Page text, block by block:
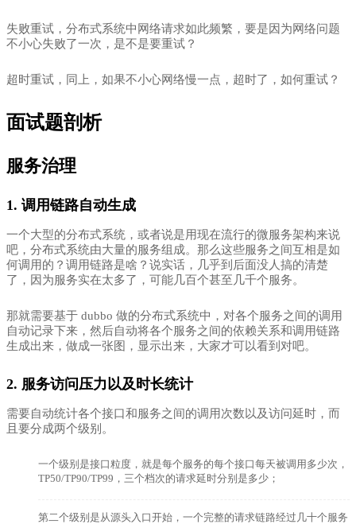
失败重试，分布式系统中网络请求如此频繁，要是因为网络问题
不小心失败了一次，是不是要重试？
超时重试，同上，如果不小心网络慢一点，超时了，如何重试？
面试题剖析
服务治理
1. 调用链路自动生成
一个大型的分布式系统，或者说是用现在流行的微服务架构来说
吧， 分布式系统由大量的服务组成。那么这些服务之间互相是如
何调用的？调用链路是啥？说实话，几乎到后面没人搞的清楚
了，因为服务实在太多了，可能几百个甚至几千个服务。
那就需要基于 dubbo 做的分布式系统中，对各个服务之间的调用
自动记录下来，然后自动将各个服务之间的依赖关系和调用链路
生成出来，做成一张图，显示出来，大家才可以看到对吧。
2. 服务访问压力以及时长统计
需要自动统计各个接口和服务之间的调用次数以及访问延时，而
且要分成两个级别。
一个级别是接口粒度，就是每个服务的每个接口每天被调用多少次，
TP50/TP90/TP99，三个档次的请求延时分别是多少；
第二个级别是从源头入口开始，一个完整的请求链路经过几十个服务